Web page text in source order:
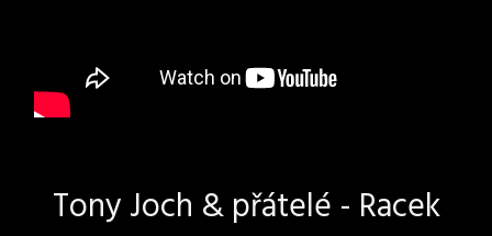
Tony Joch & přátelé - Racek